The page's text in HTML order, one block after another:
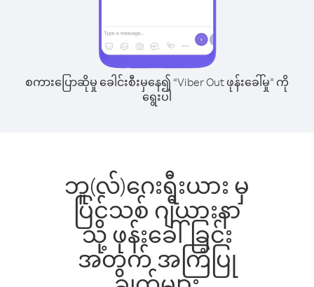
စကားပြောဆိုမှု ခေါင်းစီးမှနေ၍ “Viber Out ဖုန်းခေါ်မှု” ကို
ရွေးပါ
ဘူ(လ်)ဂေးရီးယား မှ
ပြင်သစ် ဂျီယားနာ
သို့ ဖုန်းခေါ်ခြင်း
အတွက် အကြံပြု